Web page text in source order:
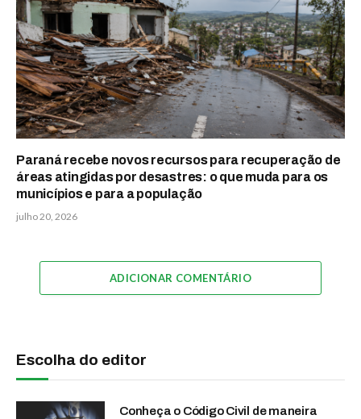
Paraná recebe novos recursos para recuperação de
áreas atingidas por desastres: o que muda para os
municípios e para a população
julho 20, 2026
ADICIONAR COMENTÁRIO
Escolha do editor
Conheça o Código Civil de maneira